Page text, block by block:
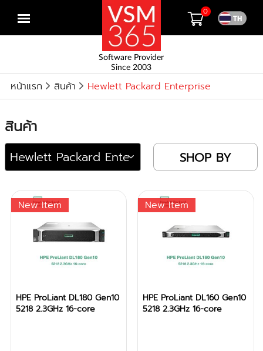
Open
Software Provider
Since 2003
0
หน้าแรก สินค้า Hewlett Packard Enterprise
สินค้า
SHOP BY
New Item
HPE ProLiant DL180 Gen10
5218 2.3GHz 16-core
New Item
HPE ProLiant DL160 Gen10
5218 2.3GHz 16-core